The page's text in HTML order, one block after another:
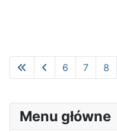
Menu główne
6 7 8